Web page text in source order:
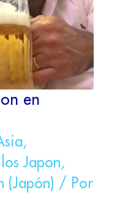
en
,
Japon,
(Japón) / Por